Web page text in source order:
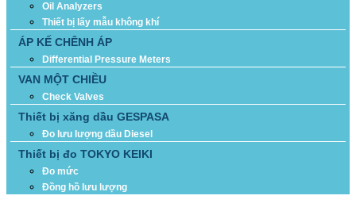
Oil Analyzers
Thiết bị lấy mẫu không khí
ÁP KẾ CHÊNH ÁP
Differential Pressure Meters
VAN MỘT CHIỀU
Check Valves
Thiết bị xăng dầu GESPASA
Đo lưu lượng dầu Diesel
Thiết bị đo TOKYO KEIKI
Đo mức
Đồng hồ lưu lượng